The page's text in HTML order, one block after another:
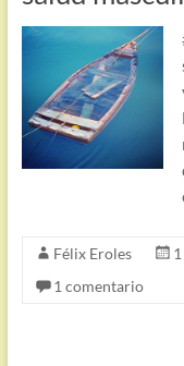
Félix Eroles
1 comentario